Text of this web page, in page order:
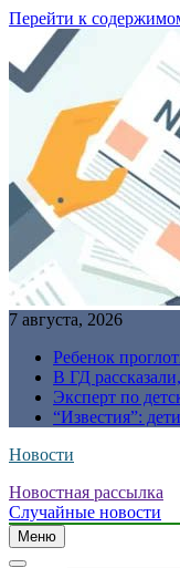
Перейти к
7 августа, 2026
Ребенок
В ГД
Эксперт по
“Известия”:
Новости
Новостная рассылка
Случайные новости
Меню